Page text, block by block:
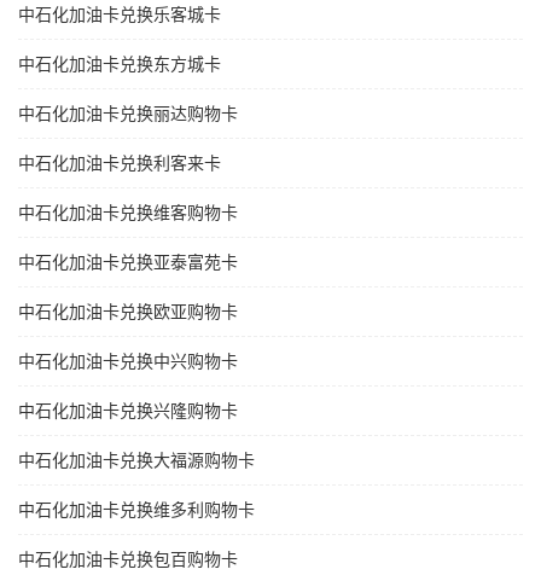
中石化加油卡兑换乐客城卡
中石化加油卡兑换东方城卡
中石化加油卡兑换丽达购物卡
中石化加油卡兑换利客来卡
中石化加油卡兑换维客购物卡
中石化加油卡兑换亚泰富苑卡
中石化加油卡兑换欧亚购物卡
中石化加油卡兑换中兴购物卡
中石化加油卡兑换兴隆购物卡
中石化加油卡兑换大福源购物卡
中石化加油卡兑换维多利购物卡
中石化加油卡兑换包百购物卡